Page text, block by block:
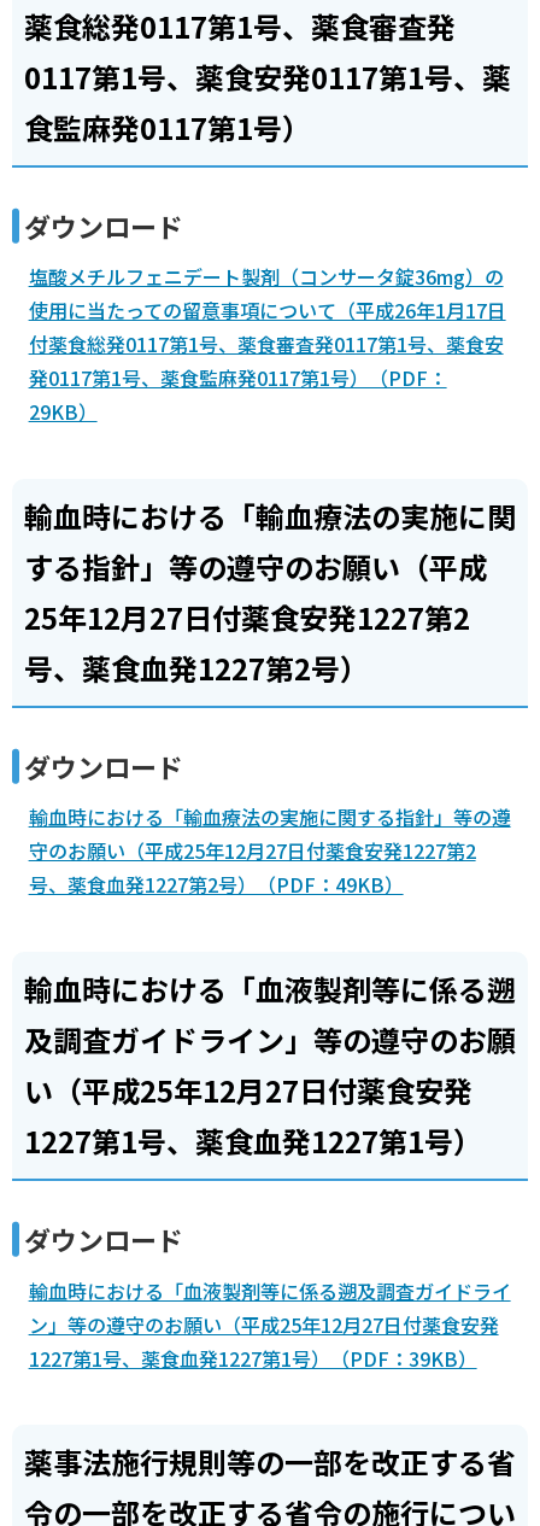
薬食総発0117第1号、薬食審査発
0117第1号、薬食安発0117第1号、薬
食監麻発0117第1号）
ダウンロード
塩酸メチルフェニデート製剤（コンサータ錠36mg）の
使用に当たっての留意事項について（平成26年1月17日
付薬食総発0117第1号、薬食審査発0117第1号、薬食安
発0117第1号、薬食監麻発0117第1号）（PDF：
29KB）
輸血時における「輸血療法の実施に関
する指針」等の遵守のお願い（平成
25年12月27日付薬食安発1227第2
号、薬食血発1227第2号）
ダウンロード
輸血時における「輸血療法の実施に関する指針」等の遵
守のお願い（平成25年12月27日付薬食安発1227第2
号、薬食血発1227第2号）（PDF：49KB）
輸血時における「血液製剤等に係る遡
及調査ガイドライン」等の遵守のお願
い（平成25年12月27日付薬食安発
1227第1号、薬食血発1227第1号）
ダウンロード
輸血時における「血液製剤等に係る遡及調査ガイドライ
ン」等の遵守のお願い（平成25年12月27日付薬食安発
1227第1号、薬食血発1227第1号）（PDF：39KB）
薬事法施行規則等の一部を改正する省
令の一部を改正する省令の施行につい